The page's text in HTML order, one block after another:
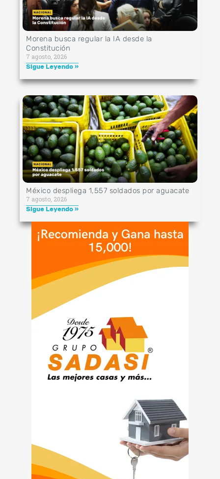
Morena busca regular la IA desde la
Constitución
7 agosto, 2026
Sigue Leyendo »
México despliega 1,557 soldados por aguacate
7 agosto, 2026
Sigue Leyendo »